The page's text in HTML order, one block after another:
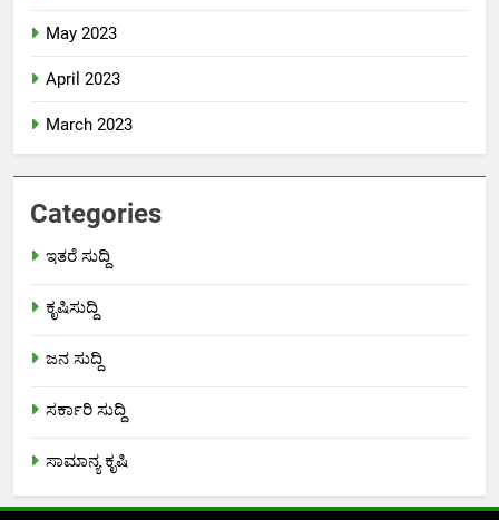
May 2023
April 2023
March 2023
Categories
ಇತರೆ ಸುದ್ದಿ
ಕೃಷಿಸುದ್ದಿ
ಜನ ಸುದ್ದಿ
ಸರ್ಕಾರಿ ಸುದ್ದಿ
ಸಾಮಾನ್ಯ ಕೃಷಿ